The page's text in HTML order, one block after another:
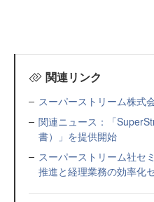
関連リンク
スーパーストリーム株式
関連ニュース：「
書）」を提供開始
スーパーストリーム社セ
推進と経理業務の効率化